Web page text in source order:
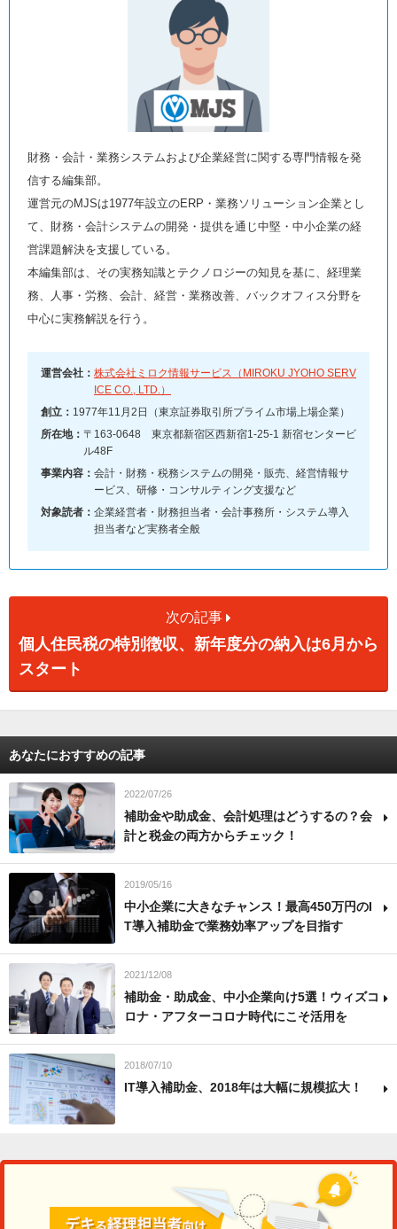
財務・会計・業務システムおよび企業経営に関する専門情報を発
信する編集部。
運営元のMJSは1977年設立のERP・業務ソリューション企業とし
て、財務・会計システムの開発・提供を通じ中堅・中小企業の経
営課題解決を支援している。
本編集部は、その実務知識とテクノロジーの知見を基に、経理業
務、人事・労務、会計、経営・業務改善、バックオフィス分野を
中心に実務解説を行う。
運営会社： 株式会社ミロク情報サービス（MIROKU JYOHO SERV
ICE CO., LTD.）
創立： 1977年11月2日（東京証券取引所プライム市場上場企業）
所在地： 〒163-0648 東京都新宿区西新宿1-25-1 新宿センタービ
ル48F
事業内容： 会計・財務・税務システムの開発・販売、経営情報サ
ービス、研修・コンサルティング支援など
対象読者： 企業経営者・財務担当者・会計事務所・システム導入
担当者など実務者全般
次の記事
個人住民税の特別徴収、新年度分の納入は6月から
スタート
あなたにおすすめの記事
2022/07/26
補助金や助成金、会計処理はどうするの？会
計と税金の両方からチェック！
2019/05/16
中小企業に大きなチャンス！最高450万円のI
T導入補助金で業務効率アップを目指す
2021/12/08
補助金・助成金、中小企業向け5選！ウィズコ
ロナ・アフターコロナ時代にこそ活用を
2018/07/10
IT導入補助金、2018年は大幅に規模拡大！